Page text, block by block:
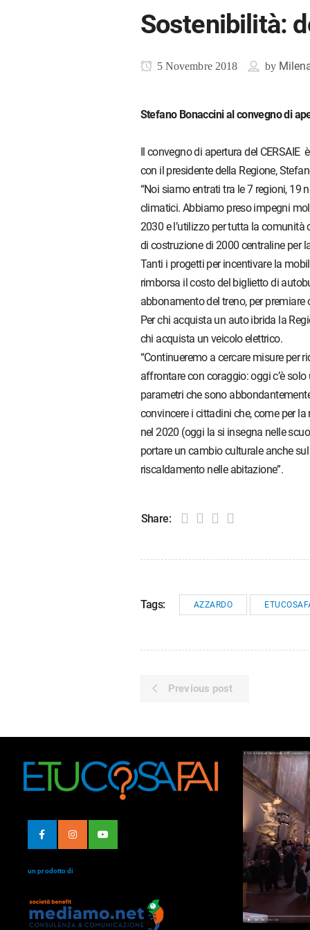
Sostenibilità:
5 Novembre 2018 by
Stefano Bonaccini al convegno di
Il convegno di apertura del
con il presidente della Regione,
“Noi siamo entrati tra le 7 regioni,
climatici. Abbiamo preso impegni
2030 e l’utilizzo per tutta la
di costruzione di 2000 centraline per
Tanti i progetti per incentivare la
rimborsa il costo del biglietto di
abbonamento del treno, per
Per chi acquista un auto ibrida la
chi acquista un veicolo elettrico.
“Continueremo a cercare misure per
affrontare con coraggio: oggi c’è
parametri che sono
convincere i cittadini che, come per
nel 2020 (oggi la si insegna nelle
portare un cambio culturale anche
riscaldamento nelle abitazione”.
Share:
Tags: AZZARDO
Previous post
un prodotto di